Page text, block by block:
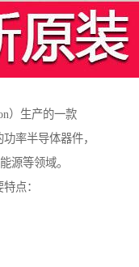
）生产的一款
率半导体器件，
源等领域。
点：